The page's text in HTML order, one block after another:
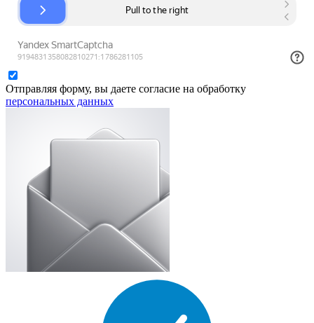
Отправляя форму, вы даете согласие на обработку
персональных данных